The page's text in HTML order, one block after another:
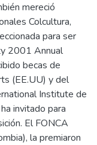
mereció
Colcultura,
para ser
2001 Annual
becas de
(EE.UU) y del
Institute de
invitado para
El FONCA
la premiaron